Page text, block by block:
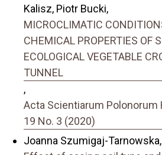
Kalisz, Piotr Bucki,
MICROCLIMATIC
CHEMICAL PROPERTIES OF
ECOLOGICAL VEGETABLE
TUNNEL
,
Acta Scientiarum Polonorum
19 No. 3 (2020)
Joanna Szumigaj-